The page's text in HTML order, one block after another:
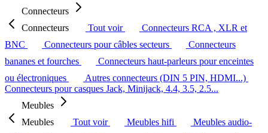
Connecteurs
Connecteurs
Tout voir
Connecteurs RCA , XLR et
BNC
Connecteurs pour câbles secteurs
Connecteurs
bananes et fourches
Connecteurs haut-parleurs pour enceintes
ou électroniques
Autres connecteurs (DIN 5 PIN, HDMI...)
Connecteurs pour casques Jack, Minijack, 4.4, 3.5, 2.5...
Meubles
Meubles
Tout voir Meubles hifi
Meubles audio-